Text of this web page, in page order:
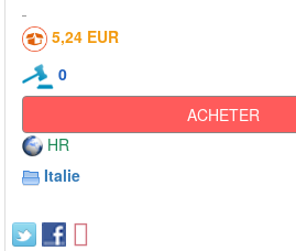
5,24 EUR
0
ACHETER
HR
Italie